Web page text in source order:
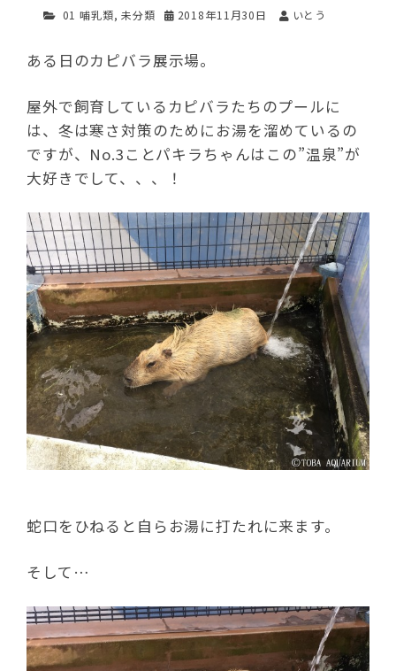
01 哺乳類,未分類 2018年11月30日 いとう
ある日のカピバラ展示場。
屋外で飼育しているカピバラたちのプールに
は、冬は寒さ対策のためにお湯を溜めているの
ですが、No.3ことパキラちゃんはこの”温泉”が
大好きでして、、、！
蛇口をひねると自らお湯に打たれに来ます。
そして…